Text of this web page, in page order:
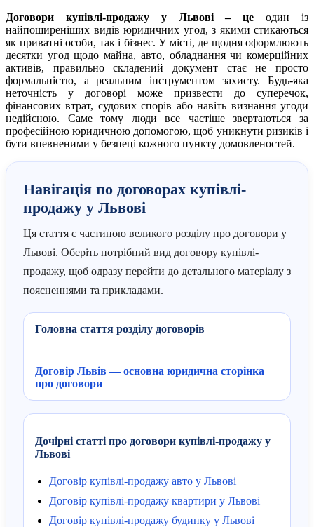
Договори купівлі-продажу у Львові – це один із
найпоширеніших видів юридичних угод, з якими стикаються
як приватні особи, так і бізнес. У місті, де щодня оформлюють
десятки угод щодо майна, авто, обладнання чи комерційних
активів, правильно складений документ стає не просто
формальністю, а реальним інструментом захисту. Будь-яка
неточність у договорі може призвести до суперечок,
фінансових втрат, судових спорів або навіть визнання угоди
недійсною. Саме тому люди все частіше звертаються за
професійною юридичною допомогою, щоб уникнути ризиків і
бути впевненими у безпеці кожного пункту домовленостей.
Навігація по договорах купівлі-
продажу у Львові
Ця стаття є частиною великого розділу про договори у
Львові. Оберіть потрібний вид договору купівлі-
продажу, щоб одразу перейти до детального матеріалу з
поясненнями та прикладами.
Головна стаття розділу договорів
Договір Львів — основна юридична сторінка
про договори
Дочірні статті про договори купівлі-продажу у
Львові
Договір купівлі-продажу авто у Львові
Договір купівлі-продажу квартири у Львові
Договір купівлі-продажу будинку у Львові